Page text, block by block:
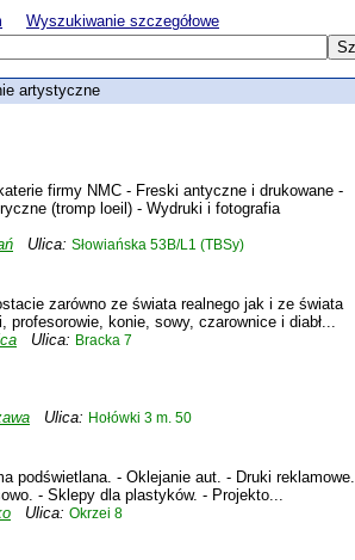
Wyszukiwanie szczegółowe
artystyczne
firmy NMC - Freski antyczne i drukowane -
(tromp loeil) - Wydruki i fotografia
Ulica: Słowiańska 53B/L1 (TBSy)
zarówno ze świata realnego jak i ze świata
konie, sowy, czarownice i diabł...
Ulica: Bracka 7
Ulica: Hołówki 3 m. 50
podświetlana. - Oklejanie aut. - Druki reklamowe.
- Sklepy dla plastyków. - Projekto...
Ulica: Okrzei 8